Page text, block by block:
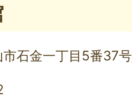
石金一丁目5番37号